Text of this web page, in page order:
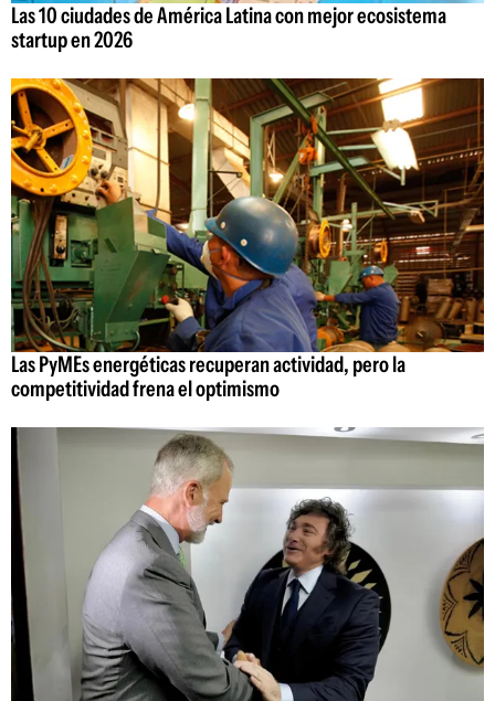
Las 10 ciudades de América Latina con mejor ecosistema
startup en 2026
Las PyMEs energéticas recuperan actividad, pero la
competitividad frena el optimismo